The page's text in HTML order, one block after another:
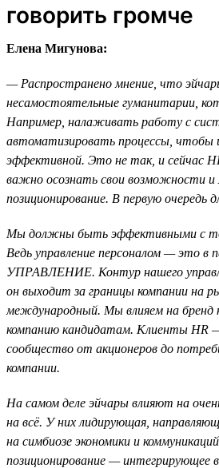
говорить громче
Елена Мигунова:
— Распространено мнение, что
несамостоятельные гуманитарии,
Например, налаживать работу с
автоматизировать процессы, чтобы
эффективной. Это не так, и сейчас
важно осознать свои возможности и
позиционирование. В первую очередь
Мы должны быть эффективными с
Ведь управление персоналом — это в
УПРАВЛЕНИЕ. Контур нашего
он выходит за границы компании на
международный. Мы влияем на бренд
компанию кандидатам. Клиенты HR
сообщество от акционеров до
компании.
На самом деле эйчары влияют на
на всё. У них лидирующая,
на симбиозе экономики и
позиционирование — интегрирующее